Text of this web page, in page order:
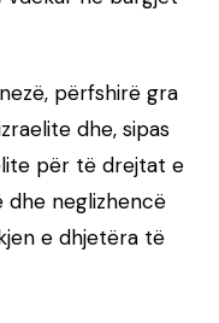
përfshirë gra
dhe, sipas
për të drejtat e
neglizhencë
e dhjetëra të